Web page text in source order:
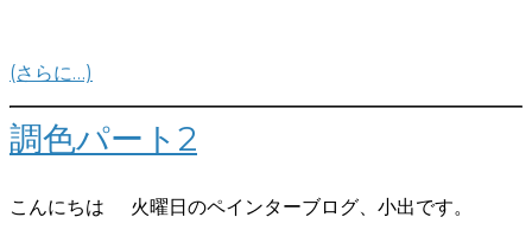
(さらに…)
調色パート2
こんにちは 火曜日のペインターブログ、小出です。